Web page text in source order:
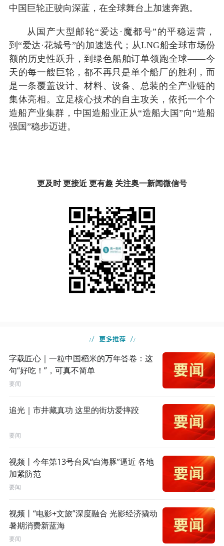
中国巨轮正驶向深蓝，在全球舞台上加速奔跑。
从国产大型邮轮“爱达·魔都号”的平稳运营，
到“爱达·花城号”的加速迭代；从LNG船全球市场份
额的历史性跃升，到绿色船舶订单领跑全球——今
天的每一艘巨轮，都不再只是单个船厂的胜利，而
是一条覆盖设计、材料、设备、总装的全产业链的
集体亮相。立足核心技术的自主攻关，依托一个个
造船产业集群，中国造船业正从“造船大国”向“造船
强国”稳步迈进。
更及时 更接近 更有趣 关注奥一新闻微信号
字载匠心｜一粒中国稻米的万年答卷：这
句“好吃！”，可真不简单
要闻
追光｜市井藏真功 这里的街坊爱摔跤
要闻
视频丨今年第13号台风“白海豚”逼近 各地
加紧防范
要闻
视频丨“电影+文旅”深度融合 光影经济撬动
暑期消费新蓝海
要闻